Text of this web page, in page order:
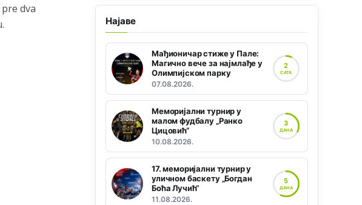
dva
Најаве
Мађионичар стиже у Пале:
Магично вече за најмлађе у
Олимпијском парку
07.08.2026.
2
САТА
Меморијални турнир у
малом фудбалу „Ранко
Цицовић“
10.08.2026.
3
ДАНА
17. меморијални турнир у
уличном баскету „Богдан
Боћа Лучић“
11.08.2026.
5
ДАНА